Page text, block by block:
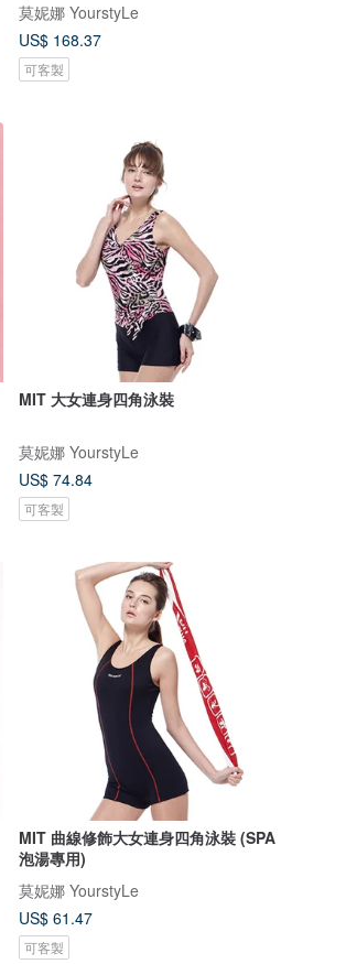
莫妮娜 YourstyLe
US$ 168.37
可客製
MIT 大女連身四角泳裝
莫妮娜 YourstyLe
US$ 74.84
可客製
MIT 曲線修飾大女連身四角泳裝 (SPA
泡湯專用)
莫妮娜 YourstyLe
US$ 61.47
可客製